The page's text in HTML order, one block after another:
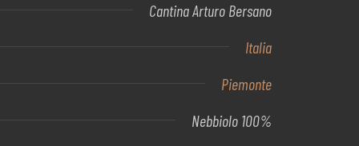
Cantina Arturo Bersano
Italia
Piemonte
Nebbiolo 100%